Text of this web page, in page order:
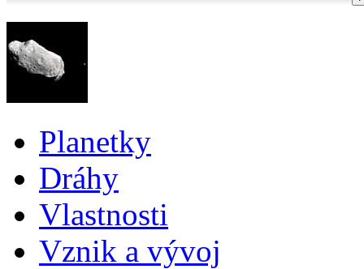
Planetky
Dráhy
Vlastnosti
Vznik a vývoj